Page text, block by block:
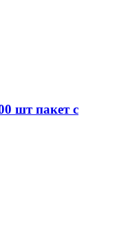
шт пакет с